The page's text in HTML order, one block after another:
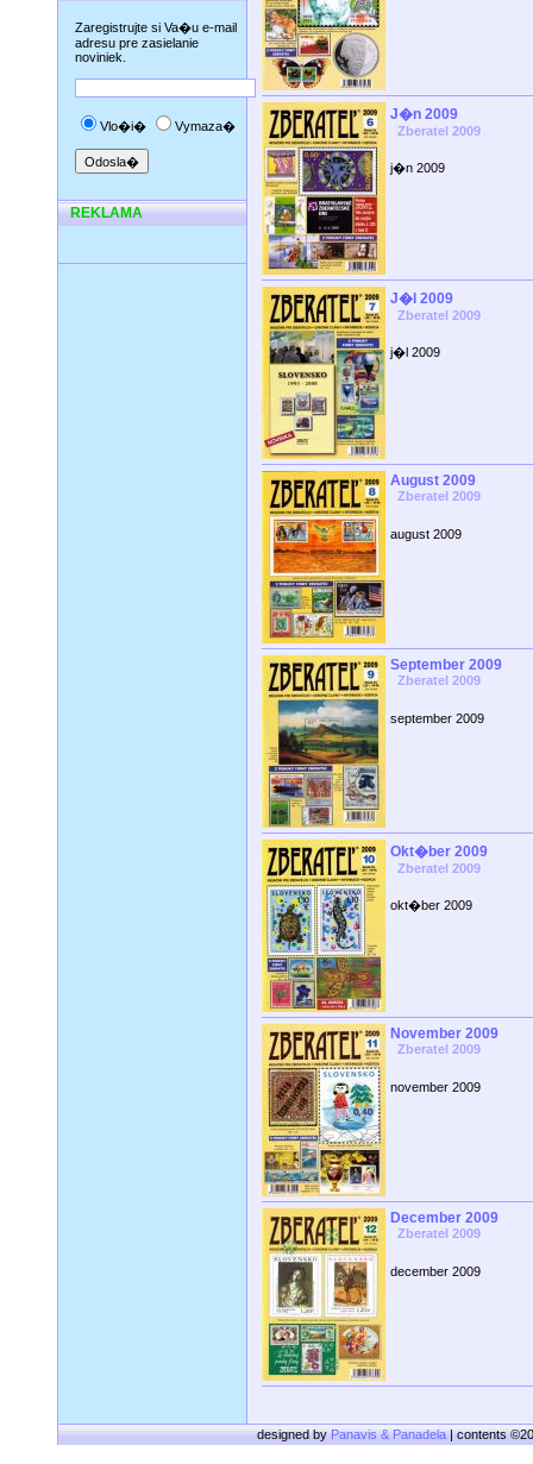
Zaregistrujte si Va�u e-mail
adresu pre zasielanie
noviniek.
Vlo�i� Vymaza�
REKLAMA
J�n 2009
Zberatel 2009
j�n 2009
J�l 2009
Zberatel 2009
j�l 2009
August 2009
Zberatel 2009
august 2009
September 2009
Zberatel 2009
september 2009
Okt�ber 2009
Zberatel 2009
okt�ber 2009
November 2009
Zberatel 2009
november 2009
December 2009
Zberatel 2009
december 2009
designed byPanavis & Panadela| contents